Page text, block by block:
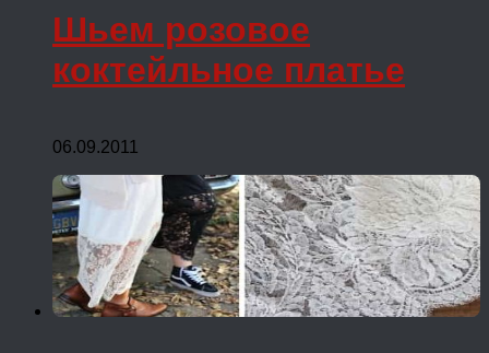
Шьем розовое
коктейльное платье
06.09.2011